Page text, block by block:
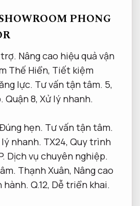
PHONG
Nâng cao hiệu quả vận
Thế Hiển, Tiết kiệm
lực. Tư vấn tận tâm. 5,
Quận 8, Xử lý nhanh.
Đúng hẹn. Tư vấn tận tâm.
lý nhanh. TX24, Quy trình
Dịch vụ chuyên nghiệp.
Thạnh Xuân, Nâng cao
hành. Q.12, Dễ triển khai.